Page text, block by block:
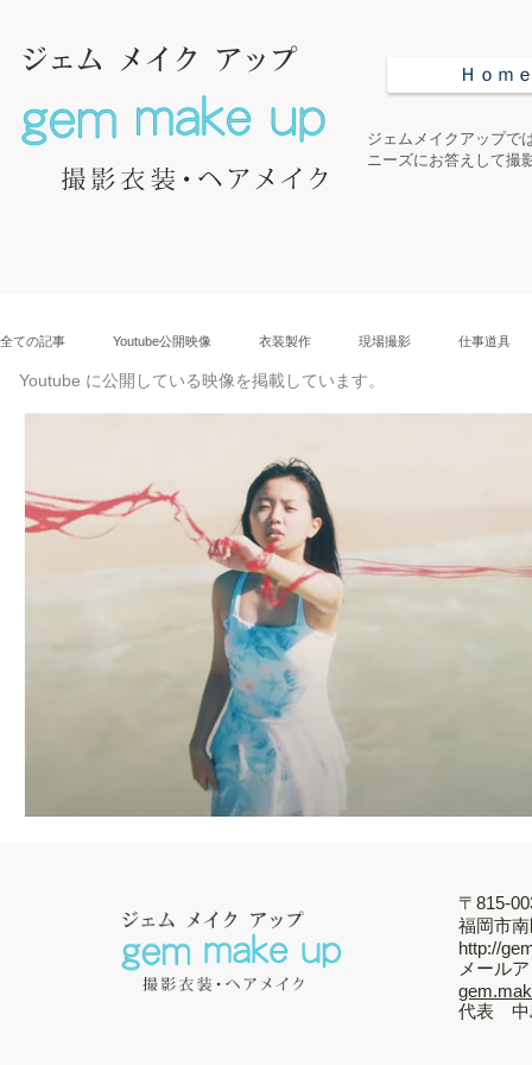
Ｈｏｍ
ジェムメイクアップで
ニーズにお答えして
全ての記事 Youtube公開映像 衣装製作 現場撮影 仕事道具
Youtube に公開している映像を掲載しています。
〒815-
福岡市
http://
メール
代表